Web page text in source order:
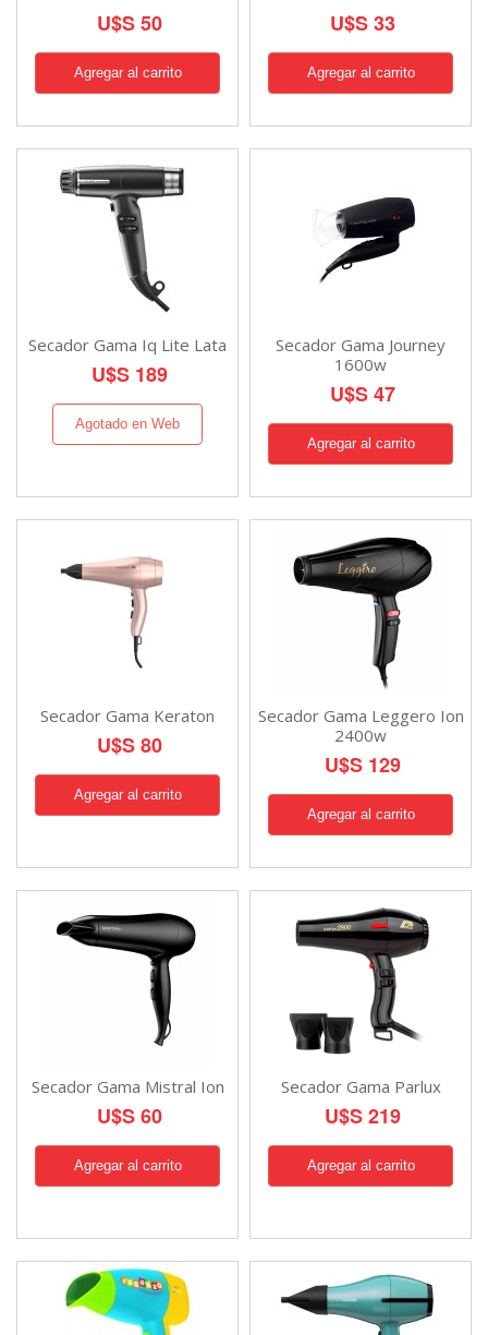
U$S 50 U$S 33
Secador Gama Iq Lite Lata
U$S 189
Agotado en Web
Secador Gama Journey
1600w
U$S 47
Secador Gama Keraton
U$S 80
Secador Gama Leggero Ion
2400w
U$S 129
Secador Gama Mistral Ion
U$S 60
Secador Gama Parlux
U$S 219